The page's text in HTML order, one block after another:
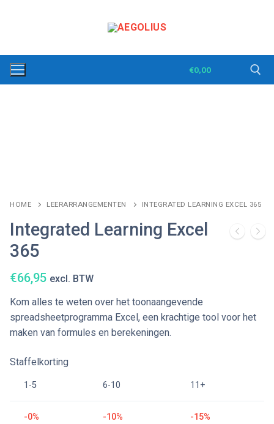
inhoud
€0,00
HOME LEERARRANGEMENTEN INTEGRATED LEARNING EXCEL 365
Integrated Learning Excel
365
€66,95 excl. BTW
Kom alles te weten over het toonaangevende
spreadsheetprogramma Excel, een krachtige tool voor het
maken van formules en berekeningen.
Staffelkorting
1-5 6-10 11+
-0% -10% -15%